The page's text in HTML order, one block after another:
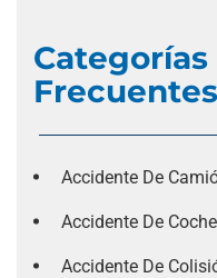
Frecuentes
Accidente De
Accidente De Coche
Accidente De